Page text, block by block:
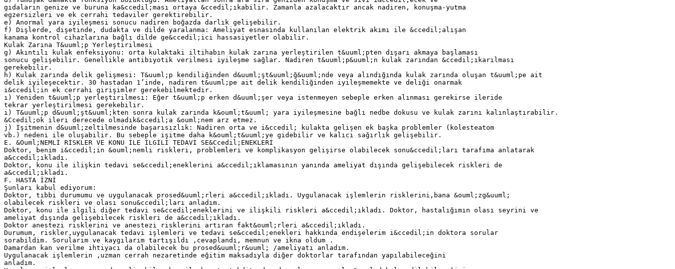
gıdaların genize ve buruna ka&ccedil;ması ortaya &ccedil;ıkabilir. Zamanla azalacaktır ancak nadiren, konuşma-yutma
egzersizleri ve ek cerrahi tedaviler gerektirebilir.
e) Anormal yara iyileşmesi sonucu nadiren boğazda darlık gelişebilir.
f) Dişlerde, dişetinde, dudakta ve dilde yaralanma: Ameliyat esnasında kullanılan elektrik akımı ile &ccedil;alışan
kanama kontrol cihazlarına bağlı dilde ge&ccedil;ici hassasiyetler olabilir.
Kulak Zarına T&uuml;p Yerleştirilmesi
g) Akıntılı kulak enfeksiyonu: orta kulaktaki iltihabın kulak zarına yerleştirilen t&uuml;pten dışarı akmaya başlaması
sonucu gelişebilir. Genellikle antibiyotik verilmesi iyileşme sağlar. Nadiren t&uuml;p&uuml;n kulak zarından &ccedil;ıkarılması
gerekebilir.
h) Kulak zarında delik gelişmesi: T&uuml;p kendiliğinden d&uuml;şt&uuml;ğ&uuml;nde veya alındığında kulak zarında oluşan t&uuml;pe ait
delik iyileşecektir. 30 hastadan 1’inde, nadiren t&uuml;pe ait delik kendiliğinden iyileşmemekte ve deliği onarmak
i&ccedil;in ek cerrahi girişimler gerekebilmektedir.
ı) Yeniden t&uuml;p yerleştirilmesi: Eğer t&uuml;p erken d&uuml;şer veya istenmeyen sebeple erken alınması gerekirse ileride
tekrar yerleştirilmesi gerekebilir.
i) T&uuml;p d&uuml;şt&uuml;kten sonra kulak zarında k&ouml;t&uuml; yara iyileşmesine bağlı nedbe dokusu ve kulak zarını kalınlaştırabilir.
&Ccedil;ok ileri derecede olmadık&ccedil;a &ouml;nem arz etmez.
j) İşitmenin d&uuml;zeltilmesinde başarısızlık: Nadiren orta ve i&ccedil; kulakta gelişen ek başka problemler (kolesteatom
vb.) nedeni ile oluşabilir. Bu sebeple işitme daha k&ouml;t&uuml;ye gidebilir ve kalıcı sağırlık gelişebilir.
E. &Ouml;NEMLİ RİSKLER VE KONU İLE İLGİLİ TEDAVİ SE&Ccedil;ENEKLERİ
Doktor, benim i&ccedil;in &ouml;nemli riskleri, problemleri ve komplikasyon gelişirse olabilecek sonu&ccedil;ları tarafıma anlatarak
a&ccedil;ıkladı.
Doktor, konu ile ilişkin tedavi se&ccedil;eneklerini a&ccedil;ıklamasının yanında ameliyat dışında gelişebilecek riskleri de
a&ccedil;ıkladı.
F. HASTA İZNİ
Şunları kabul ediyorum:
Doktor, tıbbi durumumu ve uygulanacak prosed&uuml;rleri a&ccedil;ıkladı. Uygulanacak işlemlerin risklerini,bana &ouml;zg&uuml;
olabilecek riskleri ve olası sonu&ccedil;ları anladım.
Doktor, konu ile ilgili diğer tedavi se&ccedil;eneklerini ve ilişkili riskleri a&ccedil;ıkladı. Doktor, hastalığımın olası seyrini ve
ameliyat dışında gelişebilecek riskleri de a&ccedil;ıkladı.
Doktor anestezi risklerini ve anestezi risklerini artıran fakt&ouml;rleri a&ccedil;ıkladı.
Durumum, riskler,uygulanacak tedavi işlemleri ve tedavi se&ccedil;enekleri hakkında endişelerim i&ccedil;in doktora sorular
sorabildim. Sorularım ve kaygılarım tartışıldı ,cevaplandı, memnun ve ikna oldum .
Damardan kan verilme ihtiyacı da olabilecek bu prosed&uuml;r&uuml; /ameliyatı anladım.
Uygulanacak işlemlerin ,uzman cerrah nezaretinde eğitim maksadıyla diğer doktorlar tarafından yapılabileceğini
anladım.